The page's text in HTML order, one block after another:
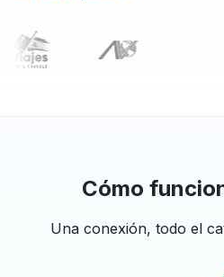
Cómo
Una conexión, todo el